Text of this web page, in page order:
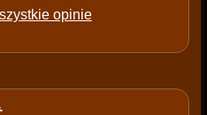
opinie